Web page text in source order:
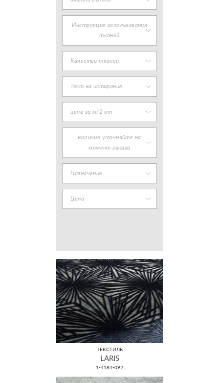
Инструкция использования
тканей
Качество тканей
Тест на истирание
цена за м/2 от
наличие уточняйте на
момент заказа
Назначение
Цена
ТЕКСТИЛЬ
LARIS
1-4184-092